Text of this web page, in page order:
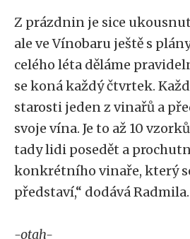
Z prázdnin je sice
ale ve Vínobaru ještě s
celého léta děláme
se koná každý čtvrtek.
starosti jeden z vinařů a
svoje vína. Je to až 10
tady lidi posedět a
konkrétního vinaře, který
představí,“ dodává Radmila.
-otah-